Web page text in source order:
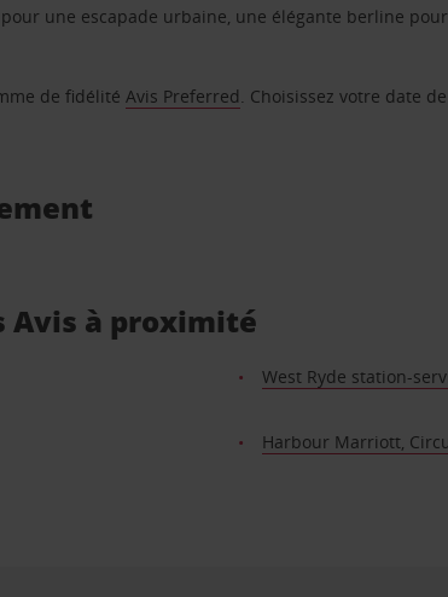
une escapade urbaine, une élégante berline
de fidélitéAvis Preferred. Choisissez votre date
Avis à proximité
West Ryde station-
Harbour Marriott,